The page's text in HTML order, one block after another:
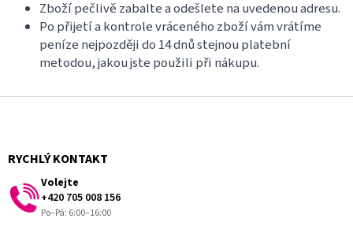
Zboží pečlivě zabalte a odešlete na uvedenou adresu.
Po přijetí a kontrole vráceného zboží vám vrátíme
peníze nejpozději do 14 dnů stejnou platební
metodou, jakou jste použili při nákupu.
Z
RYCHLÝ KONTAKT
Volejte
+420 705 008 156
Po–Pá: 6:00–16:00